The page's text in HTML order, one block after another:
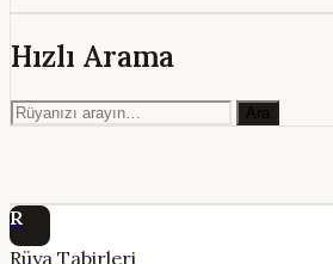
Hızlı Arama
Ara
R
Rüya Tabirleri